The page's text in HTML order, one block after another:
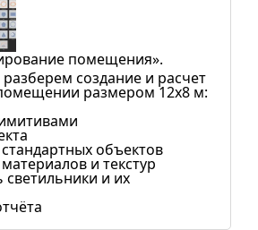
помещения».
создание и расчет
размером 12х8 м:
объектов
и текстур
светильники и их